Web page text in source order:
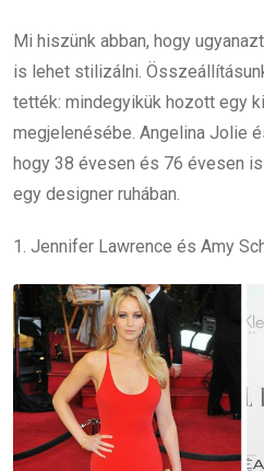
Mi hiszünk abban, hogy
is lehet stilizálni.
tették: mindegyikük hozott egy
megjelenésébe. Angelina Jolie
hogy 38 évesen és 76 évesen
egy designer ruhában.
1. Jennifer Lawrence és Amy